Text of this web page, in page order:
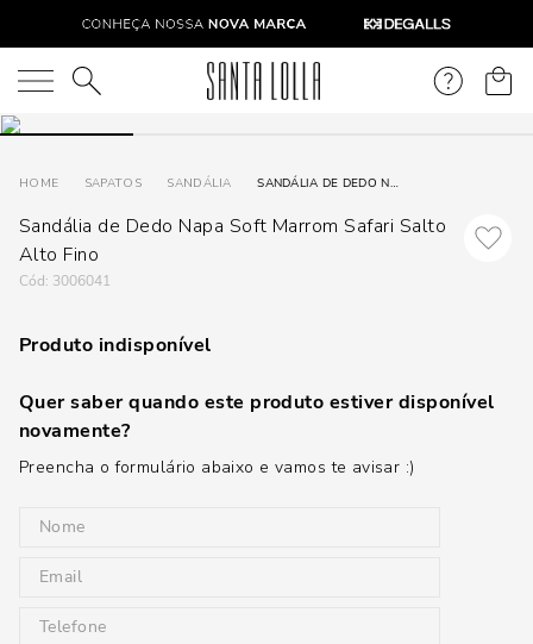
O que você está procurando?
SAPATOS SANDÁLIA SANDÁLIA DE DEDO NAPA SOFT MARROM SAFARI SALTO ALTO FINO
Sandália de Dedo Napa Soft Marrom Safari Salto
Alto Fino
: 3006041
Produto indisponível
Quer saber quando este produto estiver disponível
novamente?
Preencha o formulário abaixo e vamos te avisar :)